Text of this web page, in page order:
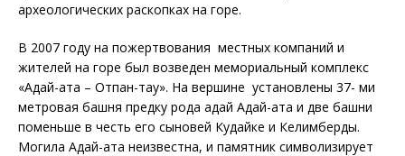
археологических раскопках на горе.
В 2007 году на пожертвования местных компаний и
жителей на горе был возведен мемориальный комплекс
«Адай-ата – Отпан-тау». На вершине установлены 37- ми
метровая башня предку рода адай Адай-ата и две башни
поменьше в честь его сыновей Кудайке и Келимберды.
Могила Адай-ата неизвестна, и памятник символизирует